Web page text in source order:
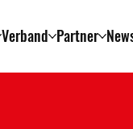
Verband Partner